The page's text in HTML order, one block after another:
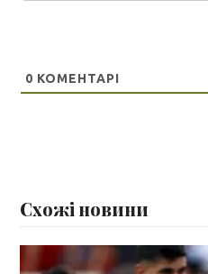
0 КОМЕНТАРІ
Схожі новини